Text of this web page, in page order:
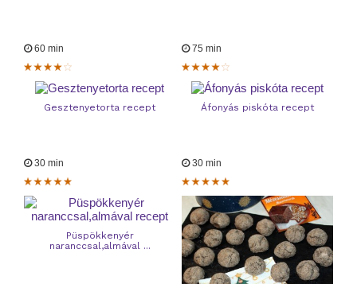
60 min
Gesztenyetorta recept
75 min
Áfonyás piskóta recept
30 min
Püspökkenyér
naranccsal,almával ...
30 min